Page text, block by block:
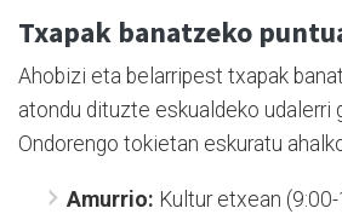
Txapak banatzeko
Ahobizi eta belarripest txapak
atondu dituzte eskualdeko udalerri
Ondorengo tokietan eskuratu
Amurrio: Kultur etxean